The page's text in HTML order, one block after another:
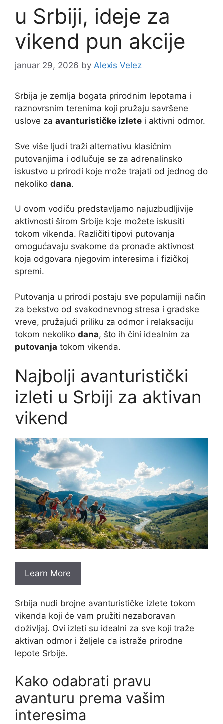
u Srbiji, ideje za
vikend pun akcije
januar 29, 2026 by Alexis Velez
Srbija je zemlja bogata prirodnim lepotama i
raznovrsnim terenima koji pružaju savršene
uslove za avanturističke izlete i aktivni odmor.
Sve više ljudi traži alternativu klasičnim
putovanjima i odlučuje se za adrenalinsko
iskustvo u prirodi koje može trajati od jednog do
nekoliko dana.
U ovom vodiču predstavljamo najuzbudljivije
aktivnosti širom Srbije koje možete iskusiti
tokom vikenda. Različiti tipovi putovanja
omogućavaju svakome da pronađe aktivnost
koja odgovara njegovim interesima i fizičkoj
spremi.
Putovanja u prirodi postaju sve popularniji način
za bekstvo od svakodnevnog stresa i gradske
vreve, pružajući priliku za odmor i relaksaciju
tokom nekoliko dana, što ih čini idealnim za
putovanja tokom vikenda.
Najbolji avanturistički
izleti u Srbiji za aktivan
vikend
Learn More
Srbija nudi brojne avanturističke izlete tokom
vikenda koji će vam pružiti nezaboravan
doživljaj. Ovi izleti su idealni za sve koji traže
aktivan odmor i željele da istraže prirodne
lepote Srbije.
Kako odabrati pravu
avanturu prema vašim
interesima